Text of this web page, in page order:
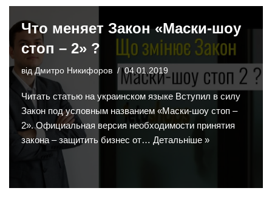
Что меняет Закон «Маски-шоу
стоп – 2» ?
відДмитро Никифоров 04.01.2019
Читать статью на украинском языке Вступил в силу
Закон под условным названием «Маски-шоу стоп –
2». Официальная версия необходимости принятия
закона – защитить бизнес от… Детальніше »